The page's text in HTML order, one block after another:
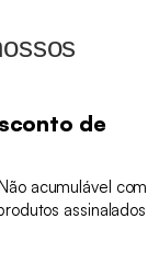
de
acumulável com
assinalados